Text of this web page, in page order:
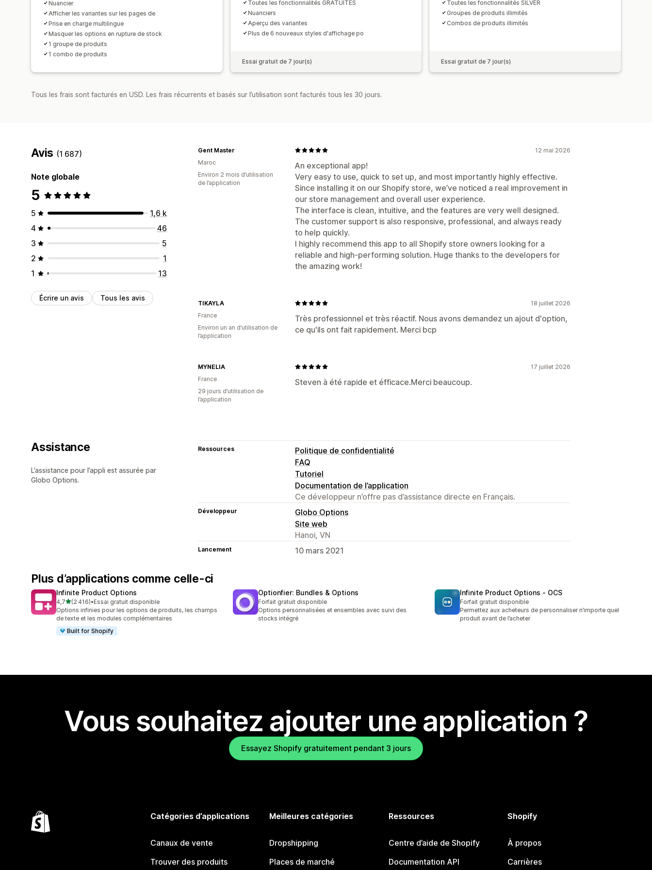
Nuancier
Afficher les variantes sur les pages de
Prise en charge multilingue
Masquer les options en rupture de stock
1 groupe de produits
1 combo de produits
Toutes les fonctionnalités GRATUITES
Nuanciers
Aperçu des variantes
Plus de 6 nouveaux styles d'affichage po
Essai gratuit de 7 jour(s)
Toutes les fonctionnalités SILVER
Groupes de produits illimités
Combos de produits illimités
Essai gratuit de 7 jour(s)
Tous les frais sont facturés en USD. Les frais récurrents et basés sur l’utilisation sont facturés tous les 30 jours.
Avis (1 687)
Note globale
5
5
1,6 k
4
46
3
5
2
1
1
13
Écrire un avis Tous les avis
12 mai 2026
An exceptional app!
Very easy to use, quick to set up, and most importantly highly effective.
Since installing it on our Shopify store, we’ve noticed a real improvement in
our store management and overall user experience.
The interface is clean, intuitive, and the features are very well designed.
The customer support is also responsive, professional, and always ready
to help quickly.
I highly recommend this app to all Shopify store owners looking for a
reliable and high-performing solution. Huge thanks to the developers for
the amazing work!
Gent Master
Maroc
Environ 2 mois d’utilisation
de l’application
18 juillet 2026
Très professionnel et très réactif. Nous avons demandez un ajout d'option,
ce qu'ils ont fait rapidement. Merci bcp
TIKAYLA
France
Environ un an d’utilisation de
l’application
17 juillet 2026
Steven à été rapide et éfficace.Merci beaucoup.
MYNELIA
France
29 jours d’utilisation de
l’application
Assistance
L’assistance pour l’appli est assurée par
Globo Options.
Ressources
Politique de confidentialité
FAQ
Tutoriel
Documentation de l’application
Ce développeur n’offre pas d’assistance directe en Français.
Développeur
Globo Options
Site web
Hanoi, VN
Lancement 10 mars 2021
Plus d’applications comme celle-ci
Infinite Product Options
4,7étoile(s) sur 5
(2 416)
2416 avis au total
•Essai gratuit disponible
Options infinies pour les options de produits, les champs
de texte et les modules complémentaires
Built for Shopify
Optionfier: Bundles & Options
Forfait gratuit disponible
Options personnalisées et ensembles avec suivi des
stocks intégré
Infinite Product Options ‑ OCS
Forfait gratuit disponible
Permettez aux acheteurs de personnaliser n’importe quel
produit avant de l’acheter
Vous souhaitez ajouter une application ?
Essayez Shopify gratuitement pendant 3 jours
Catégories d’applications
Canaux de vente
Trouver des produits
Meilleures catégories
Dropshipping
Places de marché
Ressources
Centre d’aide de Shopify
Documentation API
Shopify
À propos
Carrières